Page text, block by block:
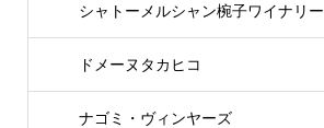
シャトーメルシャン椀子ワイナリー
ドメーヌタカヒコ
ナゴミ・ヴィンヤーズ